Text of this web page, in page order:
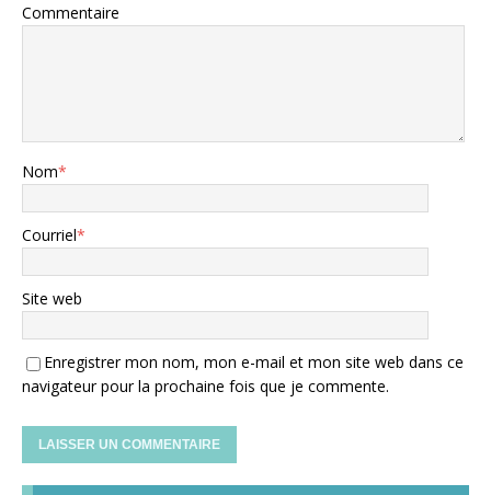
Commentaire
Nom*
Courriel*
Site web
Enregistrer mon nom, mon e-mail et mon site web dans ce
navigateur pour la prochaine fois que je commente.